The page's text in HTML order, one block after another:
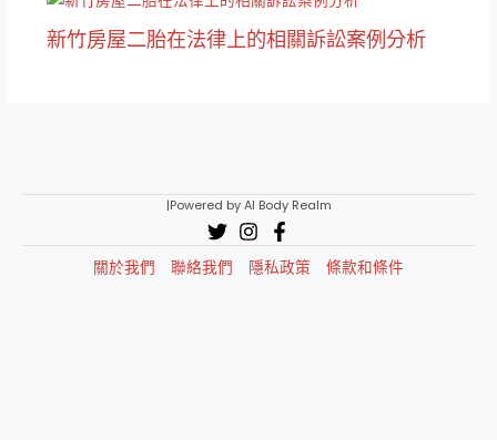
新竹房屋二胎在法律上的相關訴訟案例分析
|Powered by AI Body Realm
關於我們 聯絡我們 隱私政策 條款和條件